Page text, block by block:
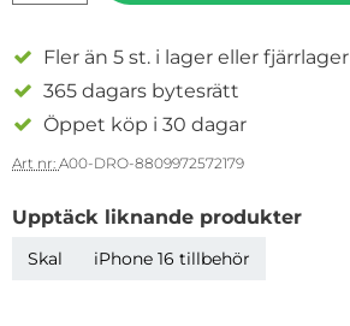
Fler än 5 st. i lager eller fjärrlager
365 dagars bytesrätt
Öppet köp i 30 dagar
Art nr: A00-DRO-8809972572179
Upptäck liknande produkter
Skal iPhone 16 tillbehör